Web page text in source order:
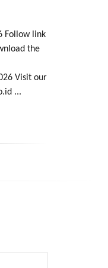
Follow link
the
Visit our
...